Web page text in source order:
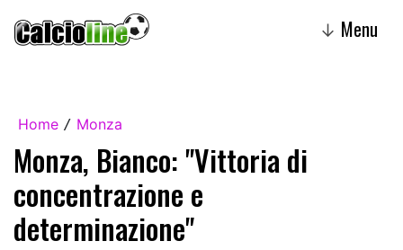
↓ Menu
Home / Monza
Monza, Bianco: "Vittoria di
concentrazione e
determinazione"